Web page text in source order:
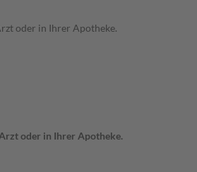
oder in Ihrer Apotheke.
oder in Ihrer Apotheke.